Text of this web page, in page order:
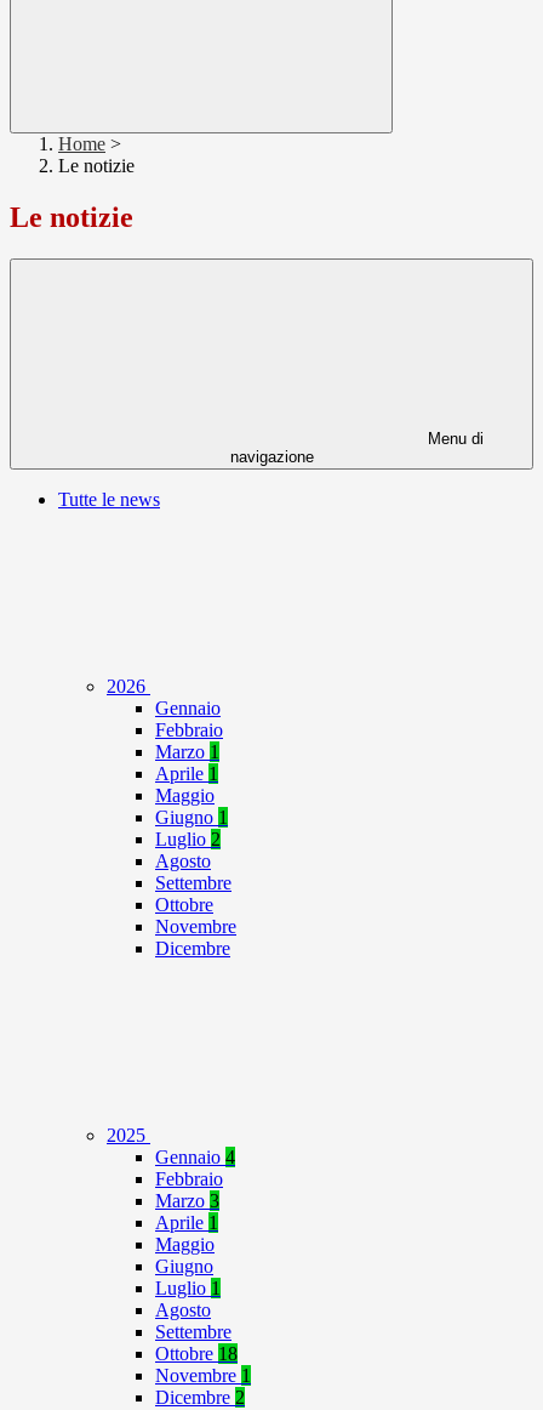
Home >
Le notizie
Le notizie
Menu di
navigazione
Tutte le news
2026
Gennaio
Febbraio
Marzo 1
Aprile 1
Maggio
Giugno 1
Luglio 2
Agosto
Settembre
Ottobre
Novembre
Dicembre
2025
Gennaio 4
Febbraio
Marzo 3
Aprile 1
Maggio
Giugno
Luglio 1
Agosto
Settembre
Ottobre 18
Novembre 1
Dicembre 2